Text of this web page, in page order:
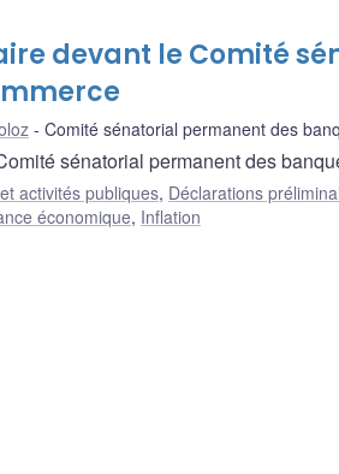
devant le Comité
Comité sénatorial permanent des
sénatorial permanent des
activités publiques, Déclarations
économique, Inflation